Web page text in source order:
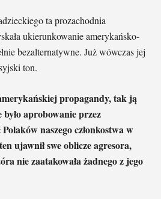
ta prozachodnia
ukierunkowanie amerykańsko-
bezalternatywne. Już wówczas jej
ton.
propagandy, tak ją
aprobowanie przez
naszego członkostwa w
ujawnił swe oblicze agresora,
nie zaatakowała żadnego z jego